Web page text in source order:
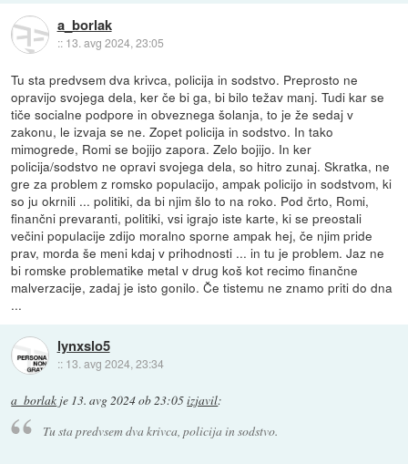
a_borlak
:: 13. avg 2024, 23:05
Tu sta predvsem dva krivca, policija in sodstvo. Preprosto ne
opravijo svojega dela, ker če bi ga, bi bilo težav manj. Tudi kar se
tiče socialne podpore in obveznega šolanja, to je že sedaj v
zakonu, le izvaja se ne. Zopet policija in sodstvo. In tako
mimogrede, Romi se bojijo zapora. Zelo bojijo. In ker
policija/sodstvo ne opravi svojega dela, so hitro zunaj. Skratka, ne
gre za problem z romsko populacijo, ampak policijo in sodstvom, ki
so ju okrnili ... politiki, da bi njim šlo to na roko. Pod črto, Romi,
finančni prevaranti, politiki, vsi igrajo iste karte, ki se preostali
večini populacije zdijo moralno sporne ampak hej, če njim pride
prav, morda še meni kdaj v prihodnosti ... in tu je problem. Jaz ne
bi romske problematike metal v drug koš kot recimo finančne
malverzacije, zadaj je isto gonilo. Če tistemu ne znamo priti do dna
...
lynxslo5
:: 13. avg 2024, 23:34
a_borlak je 13. avg 2024 ob 23:05izjavil:
Tu sta predvsem dva krivca, policija in sodstvo.